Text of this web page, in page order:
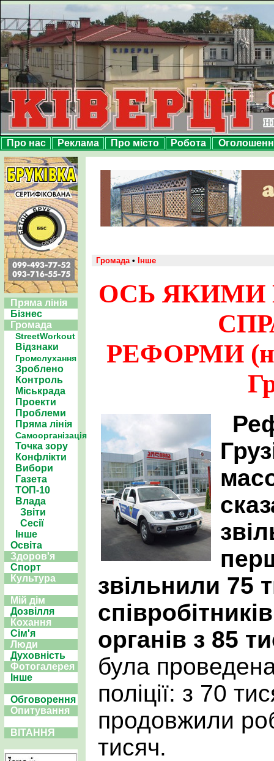
Про нас Реклама Про місто Робота
Пряма лінія
Бізнес
Громада
StreetWorkout
Відзнаки
Громслухання
Зроблено
Контроль
Міськрада
Проекти
Проблеми
Пряма лінія
Самоорганізація
Точка зору
Конфлікти
Вибори
Газета
ТОП-10
Влада
Звіти
Сесії
Інше
Освіта
Здоров'я
Спорт
Культура
Мій дім
Дозвілля
Кохання
Сім'я
Люди
Духовність
Фотогалерея
Інше
Обговорення
Опитування
ВІТАННЯ
Громада• Інше
ОСЬ ЯКИМИ
РЕФОРМИ
звільнили 75
органів з 85
була
поліції: з 70
продовжили
тисяч.